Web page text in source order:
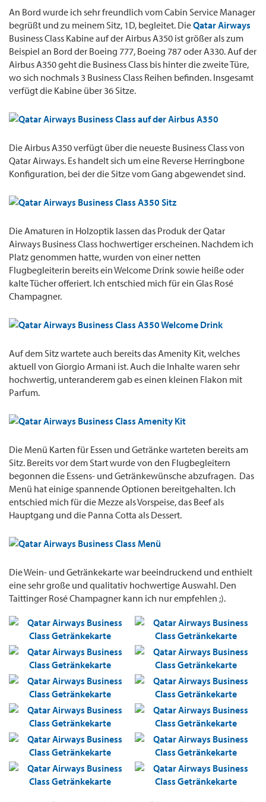
An Bord wurde ich sehr freundlich vom Cabin Service Manager
begrüßt und zu meinem Sitz, 1D, begleitet. DieQatar Airways
Business Class Kabine auf der Airbus A350 ist größer als zum
Beispiel an Bord der Boeing 777, Boeing 787 oder A330. Auf der
Airbus A350 geht die Business Class bis hinter die zweite Türe,
wo sich nochmals 3 Business Class Reihen befinden. Insgesamt
verfügt die Kabine über 36 Sitze.
Die Airbus A350 verfügt über die neueste Business Class von
Qatar Airways. Es handelt sich um eine Reverse Herringbone
Konfiguration, bei der die Sitze vom Gang abgewendet sind.
Die Amaturen in Holzoptik lassen das Produk der Qatar
Airways Business Class hochwertiger erscheinen. Nachdem ich
Platz genommen hatte, wurden von einer netten
Flugbegleiterin bereits ein Welcome Drink sowie heiße oder
kalte Tücher offeriert. Ich entschied mich für ein Glas Rosé
Champagner.
Auf dem Sitz wartete auch bereits das Amenity Kit, welches
aktuell von Giorgio Armani ist. Auch die Inhalte waren sehr
hochwertig, unteranderem gab es einen kleinen Flakon mit
Parfum.
Die Menü Karten für Essen und Getränke warteten bereits am
Sitz. Bereits vor dem Start wurde von den Flugbegleitern
begonnen die Essens- und Getränkewünsche abzufragen. Das
Menü hat einige spannende Optionen bereitgehalten. Ich
entschied mich für die Mezze als Vorspeise, das Beef als
Hauptgang und die Panna Cotta als Dessert.
Die Wein- und Getränkekarte war beeindruckend und enthielt
eine sehr große und qualitativ hochwertige Auswahl. Den
Taittinger Rosé Champagner kann ich nur empfehlen ;).